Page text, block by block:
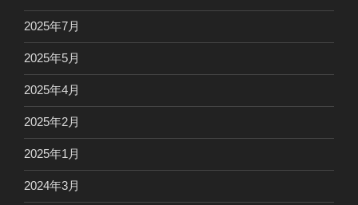
2025年7月
2025年5月
2025年4月
2025年2月
2025年1月
2024年3月